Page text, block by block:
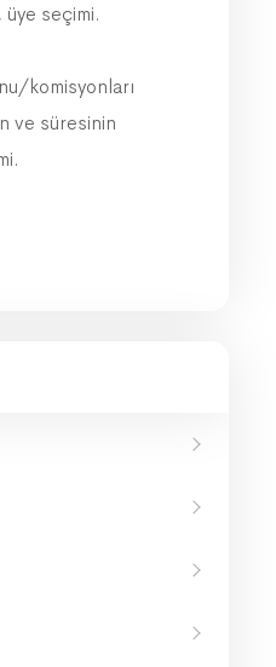
seçimi.
komisyonları
ve süresinin